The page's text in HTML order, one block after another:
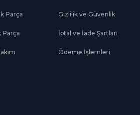
Parça
Parça
Gizlilik ve Güvenlik
İptal ve İade Şartları
Ödeme İşlemleri